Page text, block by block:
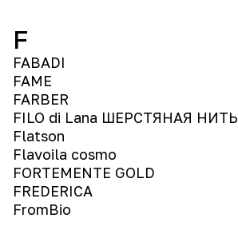
F
FABADI
FAME
FARBER
FILO di Lana ШЕРСТЯНАЯ НИТЬ
Flatson
Flavoila cosmo
FORTEMENTE GOLD
FREDERICA
FromBio